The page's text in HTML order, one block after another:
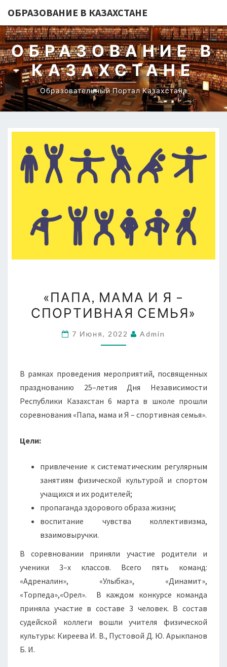
ОБРАЗОВАНИЕ В КАЗАХСТАНЕ
ОБРАЗОВАНИЕ В
КАЗАХСТАНЕ
Образовательный Портал Казахстана
МАМА
И
«ПАПА, МАМА И Я –
СПОРТИВНАЯ СЕМЬЯ»
7 Июня, 2022 Admin
В рамках проведения мероприятий, посвященных
празднованию 25–летия Дня Независимости
Республики Казахстан 6 марта в школе прошли
соревнования «Папа, мама и Я – спортивная семья».
Цели:
привлечение к систематическим регулярным
занятиям физической культурой и спортом
учащихся и их родителей;
пропаганда здорового образа жизни;
воспитание чувства коллективизма,
взаимовыручки.
В соревновании приняли участие родители и
ученики 3–х классов. Всего пять команд:
«Адреналин», «Улыбка», «Динамит»,
«Торпеда»,«Орел». В каждом конкурсе команда
приняла участие в составе 3 человек. В состав
судейской коллеги вошли учителя физической
культуры: Киреева И. В., Пустовой Д. Ю. Арыкпанов
Б. И.